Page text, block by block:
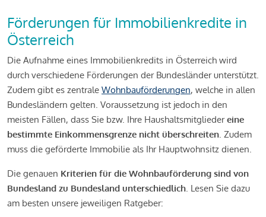
Förderungen für Immobilienkredite in
Österreich
Die Aufnahme eines Immobilienkredits in Österreich wird
durch verschiedene Förderungen der Bundesländer unterstützt.
Zudem gibt es zentrale Wohnbauförderungen, welche in allen
Bundesländern gelten. Voraussetzung ist jedoch in den
meisten Fällen, dass Sie bzw. Ihre Haushaltsmitgliedereine
bestimmte Einkommensgrenze nicht überschreiten. Zudem
muss die geförderte Immobilie als Ihr Hauptwohnsitz dienen.
Die genauen Kriterien für die Wohnbauförderung sind von
Bundesland zu Bundesland unterschiedlich. Lesen Sie dazu
am besten unsere jeweiligen Ratgeber: